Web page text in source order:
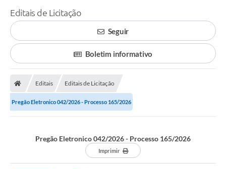
Editais de Licitação
Seguir
Boletim informativo
Editais Editais de Licitação
Pregão Eletronico 042/2026 - Processo 165/2026
Pregão Eletronico 042/2026 - Processo 165/2026
Imprimir